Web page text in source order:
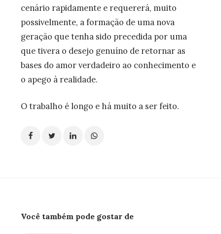
cenário rapidamente e requererá, muito
possivelmente, a formação de uma nova
geração que tenha sido precedida por uma
que tivera o desejo genuíno de retornar as
bases do amor verdadeiro ao conhecimento e
o apego à realidade.
O trabalho é longo e há muito a ser feito.
Você também pode gostar de